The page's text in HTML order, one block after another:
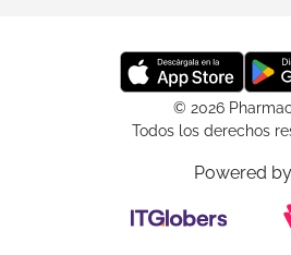
© 2026
Todos los derechos
Powered